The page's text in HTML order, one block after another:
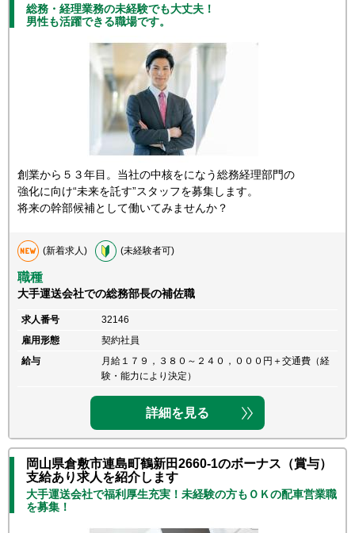
総務・経理業務の未経験でも大丈夫！
男性も活躍できる職場です。
創業から５３年目。当社の中核をになう総務経理部門の
強化に向け“未来を託す”スタッフを募集します。
将来の幹部候補として働いてみませんか？
(新着求人) (未経験者可)
職種
大手運送会社での総務部長の補佐職
求人番号
32146
雇用形態
契約社員
給与
月給１７９，３８０～２４０，０００円＋交通費（経
験・能力により決定）
詳細を見る
岡山県倉敷市連島町鶴新田2660-1のボーナス（賞与）
支給あり求人を紹介します
大手運送会社で福利厚生充実！未経験の方もＯＫの配車営業職
を募集！